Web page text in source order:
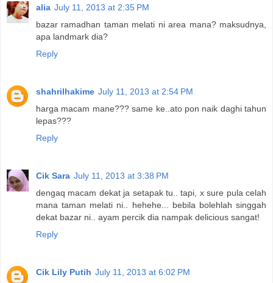
alia July 11, 2013 at 2:35 PM
bazar ramadhan taman melati ni area mana? maksudnya,
apa landmark dia?
Reply
shahrilhakime July 11, 2013 at 2:54 PM
harga macam mane??? same ke..ato pon naik daghi tahun
lepas???
Reply
Cik Sara July 11, 2013 at 3:38 PM
dengaq macam dekat ja setapak tu.. tapi, x sure pula celah
mana taman melati ni.. hehehe... bebila bolehlah singgah
dekat bazar ni.. ayam percik dia nampak delicious sangat!
Reply
Cik Lily Putih July 11, 2013 at 6:02 PM